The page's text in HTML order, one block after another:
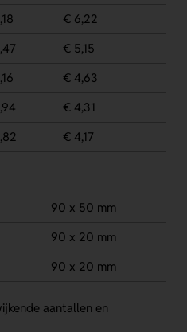
€ 6,22
€ 5,15
€ 4,63
€ 4,31
€ 4,17
90 x 50 mm
90 x 20 mm
90 x 20 mm
aantallen en